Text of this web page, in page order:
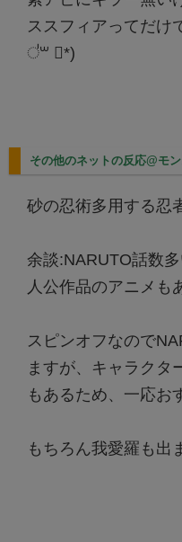
ススフィアってだけ
॑꒳ ॑*)
その他のネットの反応@モ
砂の忍術多用する忍
余談:NARUTO話数
人公作品のアニメも
スピンオフなので
ますが、キャラクタ
もあるため、一応お
もちろん我愛羅も出